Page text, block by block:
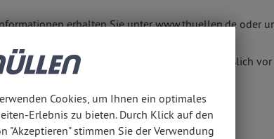
erhalten Sie unter www.thuellen.de oder
Kaufvertrages zu diesem Angebot ausschließlich
Cookies, um Ihnen ein optimales
Erlebnis zu bieten. Durch Klick auf den
"Akzeptieren" stimmen Sie der Verwendung